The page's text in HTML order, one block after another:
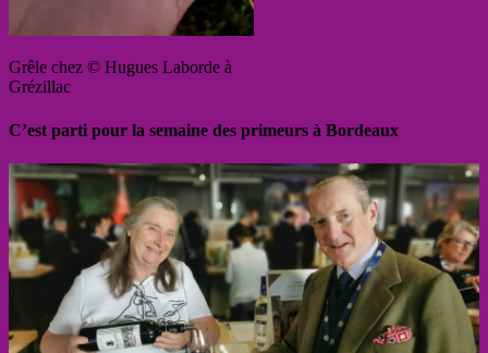
Grêle chez © Hugues Laborde à
Grézillac
C’est parti pour la semaine des primeurs à Bordeaux